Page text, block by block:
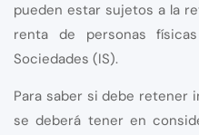
pueden estar sujetos a la
renta de personas
Sociedades (IS).
Para saber si debe retener
se deberá tener en